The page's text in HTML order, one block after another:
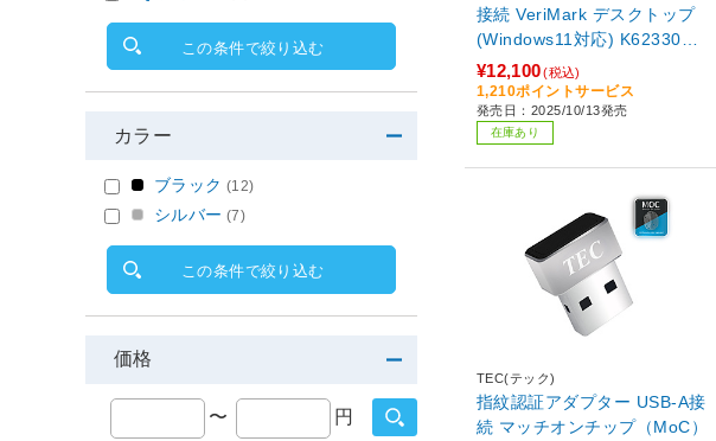
接続 VeriMark デスクトップ
(Windows11対応) K62330WW
A
¥12,100(税込)
1,210ポイントサービス
発売日：2025/10/13発売
在庫あり
TEC(テック)
指紋認証アダプター USB-A接
続 マッチオンチップ（MoC）
この条件で絞り込む
カラー
ブラック (12)
シルバー (7)
この条件で絞り込む
価格
〜 円